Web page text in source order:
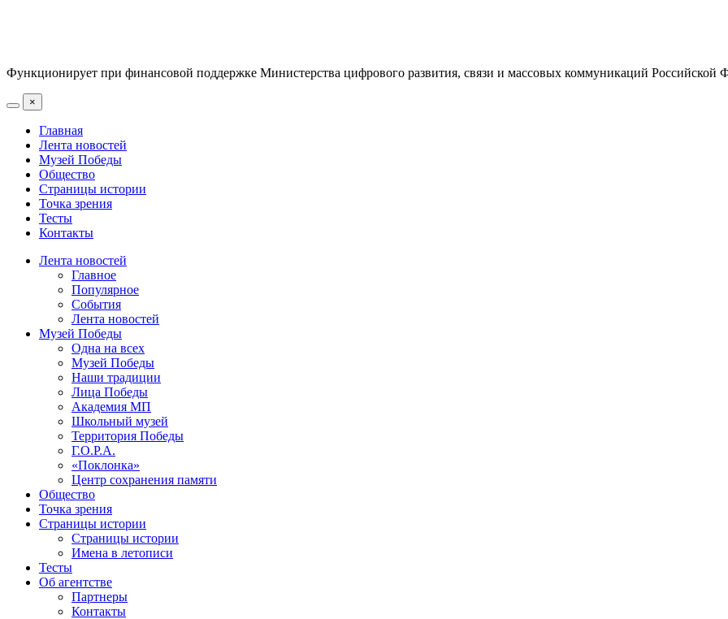
Функционирует при финансовой поддержке Министерства цифрового развития, связи и массовых коммуникаций Российской
×
Главная
Лента новостей
Музей Победы
Общество
Страницы истории
Точка зрения
Тесты
Контакты
Лента новостей
Главное
Популярное
События
Лента новостей
Музей Победы
Одна на всех
Музей Победы
Наши традиции
Лица Победы
Академия МП
Школьный музей
Территория Победы
Г.О.Р.А.
«Поклонка»
Центр сохранения памяти
Общество
Точка зрения
Страницы истории
Страницы истории
Имена в летописи
Тесты
Об агентстве
Партнеры
Контакты